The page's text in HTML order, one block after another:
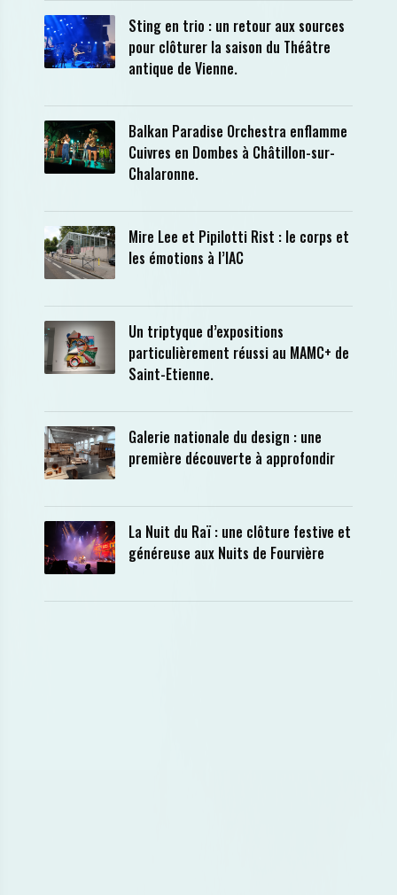
Sting en trio : un retour aux sources
pour clôturer la saison du Théâtre
antique de Vienne.
Balkan Paradise Orchestra enflamme
Cuivres en Dombes à Châtillon-sur-
Chalaronne.
Mire Lee et Pipilotti Rist : le corps et
les émotions à l’IAC
Un triptyque d’expositions
particulièrement réussi au MAMC+ de
Saint-Etienne.
Galerie nationale du design : une
première découverte à approfondir
La Nuit du Raï : une clôture festive et
généreuse aux Nuits de Fourvière